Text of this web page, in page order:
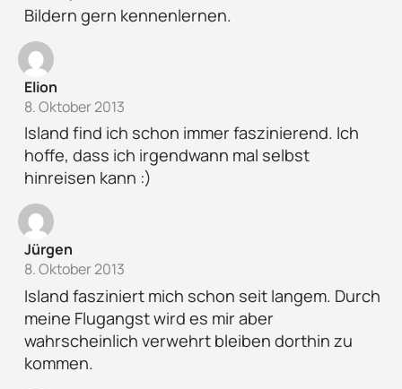
Bildern gern kennenlernen.
Elion
8. Oktober 2013
Island find ich schon immer faszinierend. Ich
hoffe, dass ich irgendwann mal selbst
hinreisen kann :)
Jürgen
8. Oktober 2013
Island fasziniert mich schon seit langem. Durch
meine Flugangst wird es mir aber
wahrscheinlich verwehrt bleiben dorthin zu
kommen.